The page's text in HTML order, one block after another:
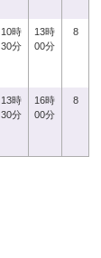
10時
30分
13時
00分
8
13時
30分
16時
00分
8